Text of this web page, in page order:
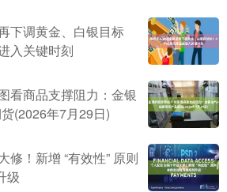
下调黄金、白银目标
入关键时刻
看商品支撑阻力：金银
(2026年7月29日)
修！新增 “有效性” 原则
级